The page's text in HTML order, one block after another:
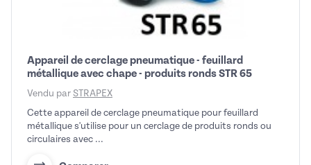
Appareil de cerclage pneumatique - feuillard
métallique avec chape - produits ronds STR 65
Vendu par STRAPEX
Cette appareil de cerclage pneumatique pour feuillard
métallique s'utilise pour un cerclage de produits ronds ou
circulaires avec ...